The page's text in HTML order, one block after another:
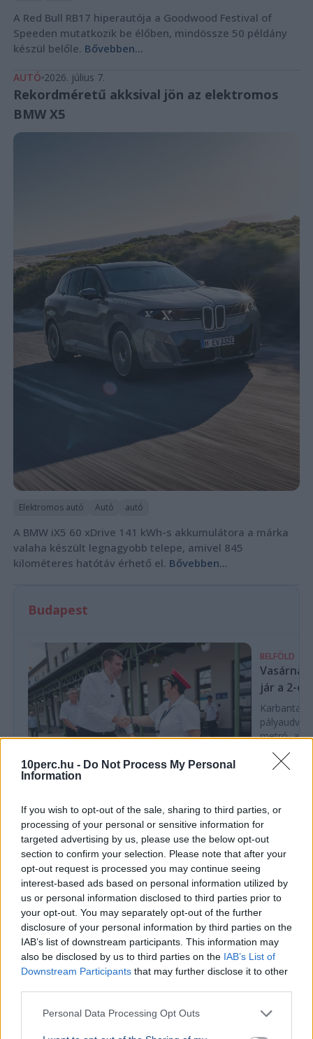
10perc.hu - Do Not Process My Personal
Information
If you wish to opt-out of the sale, sharing to third parties, or
processing of your personal or sensitive information for
targeted advertising by us, please use the below opt-out
section to confirm your selection. Please note that after your
opt-out request is processed you may continue seeing
interest-based ads based on personal information utilized by
us or personal information disclosed to third parties prior to
your opt-out. You may separately opt-out of the further
disclosure of your personal information by third parties on the
IAB’s list of downstream participants. This information may
also be disclosed by us to third parties on the IAB’s List of
Downstream Participants that may further disclose it to other
Personal Data Processing Opt Outs
A Red Bull RB17 hiperautója a Goodwood Festival of
Speeden mutatkozik be élőben, mindössze 50 példány
készül belőle. Bővebben...
AUTÓ 2026. július 7.
Rekordméretű akksival jön az elektromos
BMW X5
Elektromos autó Autó autó
A BMW iX5 60 xDrive 141 kWh-s akkumulátora a márka
valaha készült legnagyobb telepe, amivel 845
kilométeres hatótáv érhető el. Bővebben...
Budapest
BELFÖLD
Most első ízben szólhatnak bele az
utasok a Belgrád-vonal menetrendjébe
Vitézy Dávid társadalmi egyeztetést indított a
Budapest–Belgrád vasútvonal új menetrendjéről
és a kapcsolódó Volánbusz-hálózatról, még a
bevezetés elő...
BELFÖLD
jár a 2-
metró, a
AUTÓ 2026. július 4.
Fékpedál nélkül is gyárthatnak autót
Amerikában